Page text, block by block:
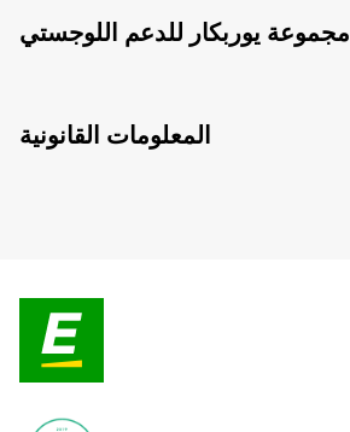
مجموعة يوربكار للدعم اللوجستي
المعلومات القانونية